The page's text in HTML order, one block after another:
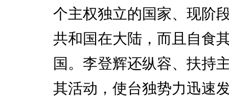
个主权独立的国家、现阶
共和国在大陆，而且自食
国。李登辉还纵容、扶持
其活动，使台独势力迅速